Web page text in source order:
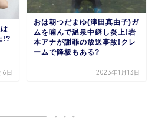
!?
6日
おは朝つだまゆ(津田真由子)ガ
ムを噛んで温泉中継し炎上!岩
本アナが謝罪の放送事故!クレ
ームで降板もある?
2023年1月13日